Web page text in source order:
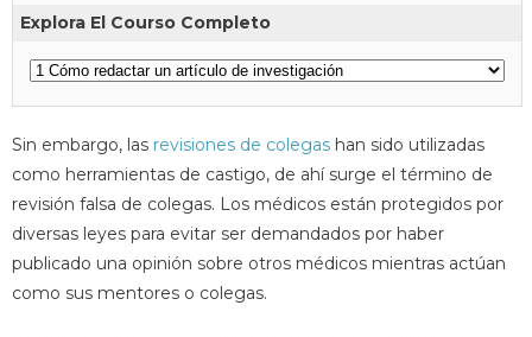
Explora El Courso Completo
Sin embargo, las revisiones de colegas han sido utilizadas
como herramientas de castigo, de ahí surge el término de
revisión falsa de colegas. Los médicos están protegidos por
diversas leyes para evitar ser demandados por haber
publicado una opinión sobre otros médicos mientras actúan
como sus mentores o colegas.